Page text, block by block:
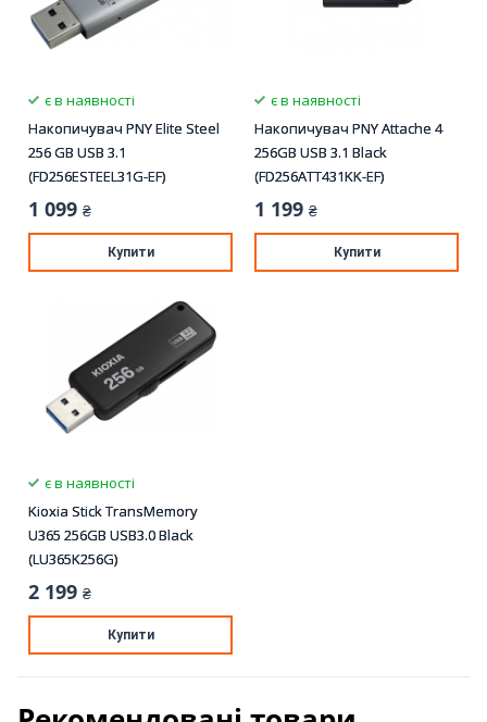
є в наявності
Накопичувач PNY Elite Steel
256 GB USB 3.1
(FD256ESTEEL31G-EF)
1 099 ₴
Купити
є в наявності
Накопичувач PNY Attache 4
256GB USB 3.1 Black
(FD256ATT431KK-EF)
1 199 ₴
Купити
є в наявності
Kioxia Stick TransMemory
U365 256GB USB3.0 Black
(LU365K256G)
2 199 ₴
Купити